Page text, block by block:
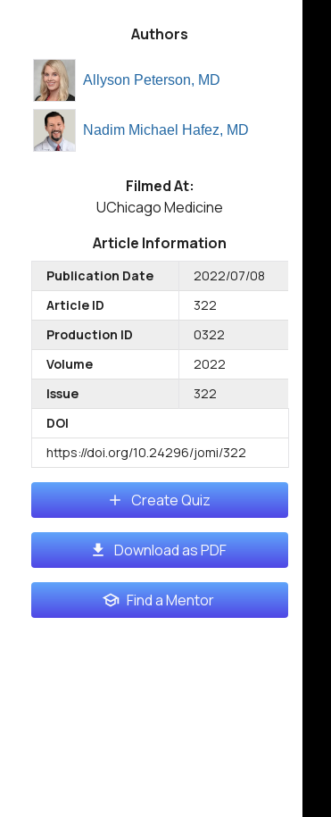
Authors
Allyson Peterson, MD
Nadim Michael Hafez, MD
Filmed At:
UChicago Medicine
Article Information
Publication Date
2022/07/08
Article ID
322
Production ID
0322
Volume
2022
Issue
322
DOI
https://doi.org/10.24296/jomi/322
Create Quiz
Download as PDF
Find a Mentor